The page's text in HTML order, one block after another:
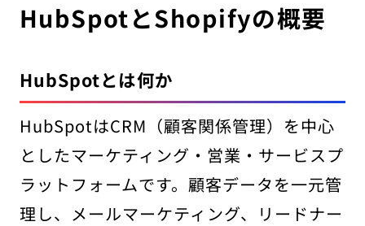
HubSpotとShopifyの概要
HubSpotとは何か
HubSpotはCRM（顧客関係管理）を中心
としたマーケティング・営業・サービスプ
ラットフォームです。顧客データを一元管
理し、メールマーケティング、リードナー